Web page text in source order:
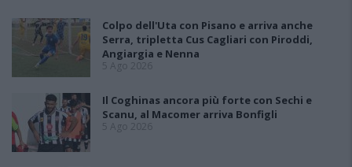
Colpo dell'Uta con Pisano e arriva anche
Serra, tripletta Cus Cagliari con Piroddi,
Angiargia e Nenna
5 Ago 2026
Il Coghinas ancora più forte con Sechi e
Scanu, al Macomer arriva Bonfigli
5 Ago 2026